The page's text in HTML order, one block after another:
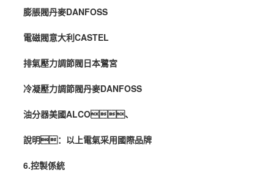
膨脹閥丹麥DANFOSS
電磁閥意大利CASTEL
排氣壓力調節閥日本鷺宮
冷凝壓力調節閥丹麥DANFOSS
油分器美國ALCO、
說明：以上電氣采用國際品牌
6.控製係統